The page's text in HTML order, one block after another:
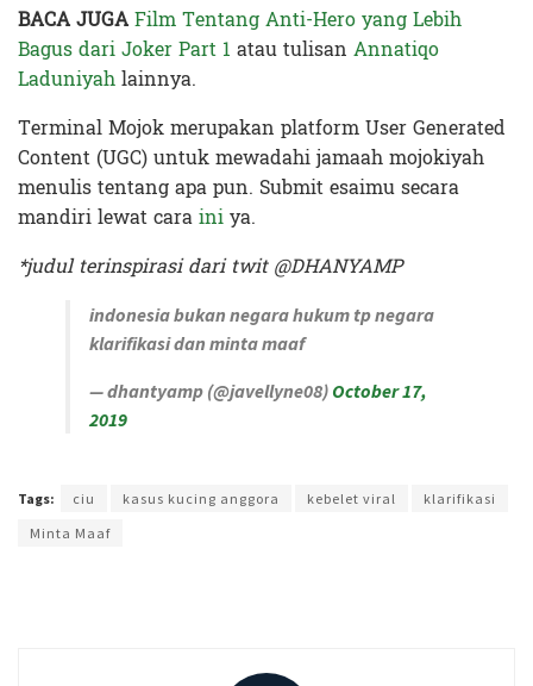
BACA JUGAFilm Tentang Anti-Hero yang Lebih
Bagus dari Joker Part 1 atau tulisan Annatiqo
Laduniyahlainnya.
Terminal Mojok merupakan platform User Generated
Content (UGC) untuk mewadahi jamaah mojokiyah
menulis tentang apa pun. Submit esaimu secara
mandiri lewat carainiya.
*judul terinspirasi dari twit @DHANYAMP
indonesia bukan negara hukum tp negara
klarifikasi dan minta maaf
— dhantyamp (@javellyne08) October 17,
2019
Tags: ciu kasus kucing anggora kebelet viral
klarifikasi
Minta Maaf